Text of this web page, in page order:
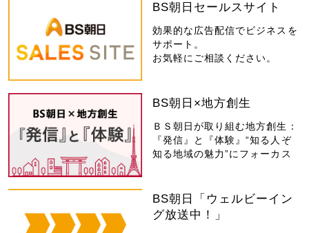
BS朝日セールスサイト
効果的な広告配信でビジネスを
サポート。
お気軽にご相談ください。
BS朝日×地方創生
ＢＳ朝日が取り組む地方創生：
『発信』と『体験』“知る人ぞ
知る地域の魅力”にフォーカス
BS朝日「ウェルビーイン
グ放送中！」